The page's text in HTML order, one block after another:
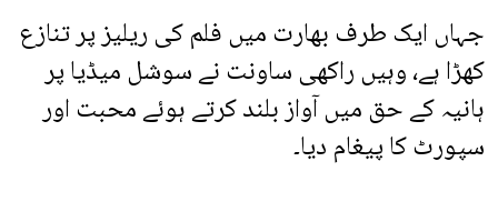
جہاں ایک طرف بھارت میں فلم کی ریلیز پر تنازع
کھڑا ہے، وہیں راکھی ساونت نے سوشل میڈیا پر
ہانیہ کے حق میں آواز بلند کرتے ہوئے محبت اور
سپورٹ کا پیغام دیا۔